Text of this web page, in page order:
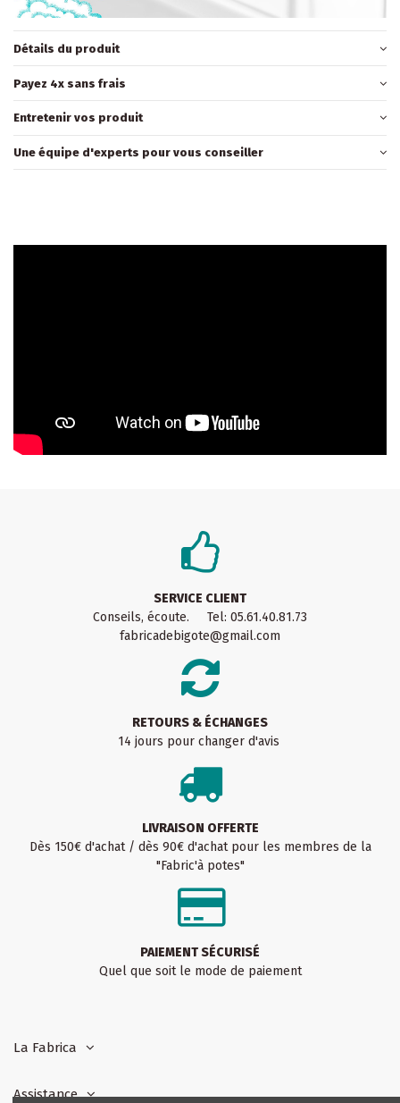
Détails du produit
Payez 4x sans frais
Entretenir vos produit
Une équipe d'experts pour vous conseiller
SERVICE CLIENT
Conseils, écoute. Tel: 05.61.40.81.73
fabricadebigote@gmail.com
RETOURS & ÉCHANGES
14 jours pour changer d'avis
LIVRAISON OFFERTE
Dès 150€ d'achat / dès 90€ d'achat pour les membres de la
"Fabric'à potes"
PAIEMENT SÉCURISÉ
Quel que soit le mode de paiement
La Fabrica
Assistance